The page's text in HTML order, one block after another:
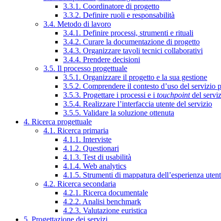
3.3.1. Coordinatore di progetto
3.3.2. Definire ruoli e responsabilità
3.4. Metodo di lavoro
3.4.1. Definire processi, strumenti e rituali
3.4.2. Curare la documentazione di progetto
3.4.3. Organizzare tavoli tecnici collaborativi
3.4.4. Prendere decisioni
3.5. Il processo progettuale
3.5.1. Organizzare il progetto e la sua gestione
3.5.2. Comprendere il contesto d’uso del servizio
3.5.3. Progettare i processi e i touchpointdel
3.5.4. Realizzare l’interfaccia utente del servizio
3.5.5. Validare la soluzione ottenuta
4. Ricerca progettuale
4.1. Ricerca primaria
4.1.1. Interviste
4.1.2. Questionari
4.1.3. Test di usabilità
4.1.4. Web analytics
4.1.5. Strumenti di mappatura dell’esperienza
4.2. Ricerca secondaria
4.2.1. Ricerca documentale
4.2.2. Analisi benchmark
4.2.3. Valutazione euristica
5. Progettazione dei servizi